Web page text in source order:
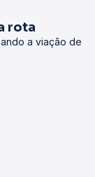
rota
a viação de